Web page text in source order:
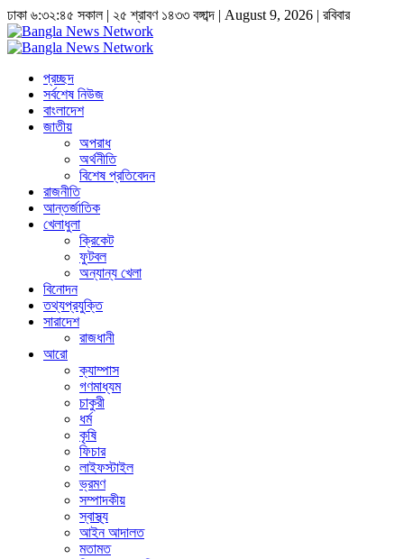
ঢাকা ৬:৩২:৪৫ সকাল| ২৫ শ্রাবণ ১৪৩৩ বঙ্গাব্দ | August 9, 2026 | রবিবার
প্রচ্ছদ
সর্বশেষ নিউজ
বাংলাদেশ
জাতীয়
অপরাধ
অর্থনীতি
বিশেষ প্রতিবেদন
রাজনীতি
আন্তর্জাতিক
খেলাধুলা
ক্রিকেট
ফুটবল
অন্যান্য খেলা
বিনোদন
তথ্যপ্রযুক্তি
সারাদেশ
রাজধানী
আরো
ক্যাম্পাস
গণমাধ্যম
চাকুরী
ধর্ম
কৃষি
ফিচার
লাইফস্টাইল
ভ্রমণ
সম্পাদকীয়
স্বাস্থ্য
আইন আদালত
মতামত